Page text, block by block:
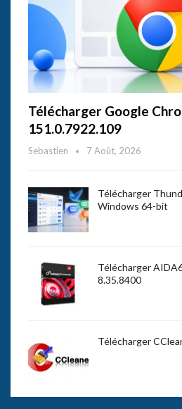
Télécharger Google
151.0.7922.109
Sebastien 7 Août, 2026
Télécharger
Windows 64-bit
Télécharger
8.35.8400
Télécharger